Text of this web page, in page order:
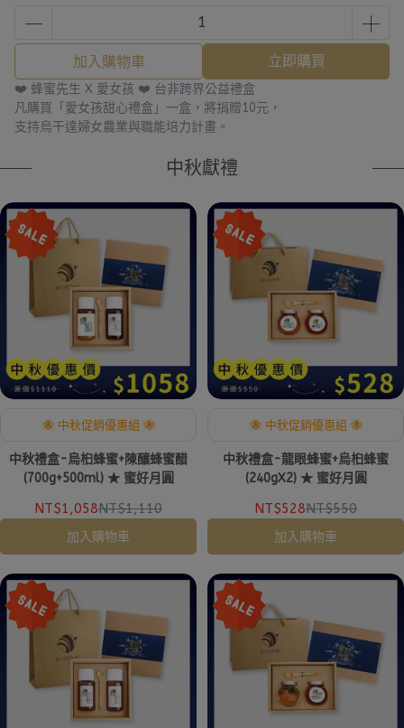
加入購物車 立即購買
❤️ 蜂蜜先生 X 愛女孩 ❤️ 台非跨界公益禮盒
凡購買「愛女孩甜心禮盒」一盒，將捐贈10元，
支持烏干達婦女農業與職能培力計畫。
中秋獻禮
🐝 中秋促銷優惠組 🐝
中秋禮盒-烏桕蜂蜜+陳釀蜂蜜醋
(700g+500ml) ★ 蜜好月圓
NT$1,058NT$1,110
加入購物車
🐝 中秋促銷優惠組 🐝
中秋禮盒-龍眼蜂蜜+烏桕蜂蜜
(240gX2) ★ 蜜好月圓
NT$528NT$550
加入購物車